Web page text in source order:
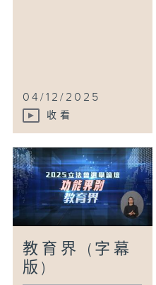
04/12/2025
收看
教育界 (字幕
版)